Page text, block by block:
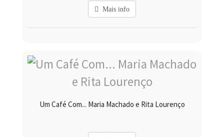
Mais info
Um Café Com... Maria Machado e Rita Lourenço